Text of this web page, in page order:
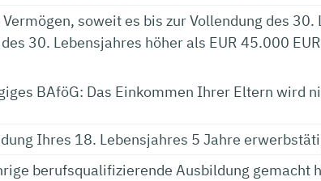
soweit es bis zur Vollendung des
30. Lebensjahres höher als EUR 45.000
BAföG: Das Einkommen Ihrer Eltern wird
Ihres 18. Lebensjahres 5 Jahre
berufsqualifizierende Ausbildung gemacht